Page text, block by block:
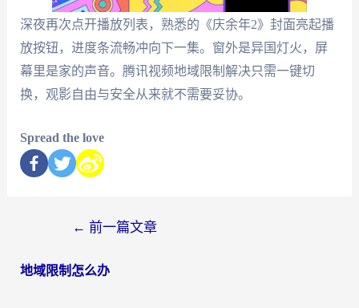
深夜再次点开播放列表，熟悉的《庆余年2》封面亮起播
放按钮，进度条流畅冲向下一集。窗外是异国灯火，屏
幕里是家的声音。腾讯视频地域限制解决只需一键切
换，观影自由与安全从来就不需要妥协。
Spread the love
← 前一篇文章
地域限制怎么办